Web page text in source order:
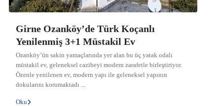
Girne Ozanköy’de Türk Koçanlı
Yenilenmiş 3+1 Müstakil Ev
Ozanköy’ün sakin yamaçlarında yer alan bu üç yatak odalı
müstakil ev, geleneksel cazibeyi modern zarafetle birleştiriyor.
Özenle yenilenen ev, modern yapı ile geleneksel yapının
dokularını korumaktadı ...
Oku